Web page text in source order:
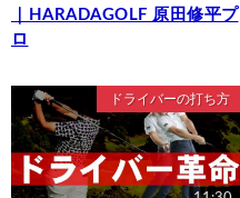
｜HARADAGOLF 原田修平プ
ロ
ドライバーの打ち方